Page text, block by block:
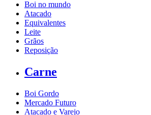
Boi no mundo
Atacado
Equivalentes
Leite
Grãos
Reposição
Carne
Boi Gordo
Mercado Futuro
Atacado e Varejo